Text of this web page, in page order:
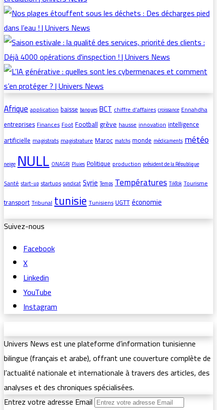
Afriqueapplicationbaisse banques BCTchiffre d’affaires croissance Ennahdha
entreprisesFinancesFootFootballgrèvehausseinnovationintelligence
artificiellemagistratsmagistratureMaroc matchs monde médicaments météo
neige NULL ONAGRI Pluies Politique production président de la République
Santé start-up startups syndicat Syrie Temps Températures TikTok Tourisme
transportTribunaltunisieTunisiensUGTTéconomie
Suivez-nous
Facebook
X
Linkedin
YouTube
Instagram
Univers News est une plateforme d’information tunisienne
bilingue (français et arabe), offrant une couverture complète de
l’actualité nationale et internationale à travers des articles, des
analyses et des chroniques spécialisées.
Entrez votre adresse Email